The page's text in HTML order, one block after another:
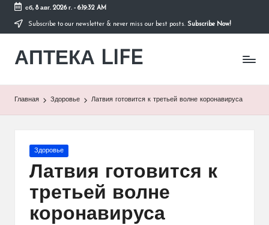
Перейти
содержимому
сб, 8 авг. 2026 г.- 6:19:32 AM
Subscribe to our newsletter & never miss our best posts. Subscribe Now!
АПТЕКА LIFE
сайт
Главная Здоровье Латвия готовится к третьей волне коронавируса
Опубликовано
Здоровье
Латвия готовится к
третьей волне
коронавируса